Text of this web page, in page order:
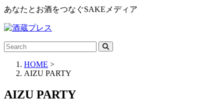
あなたとお酒をつなぐSAKEメディア
HOME >
AIZU PARTY
AIZU PARTY